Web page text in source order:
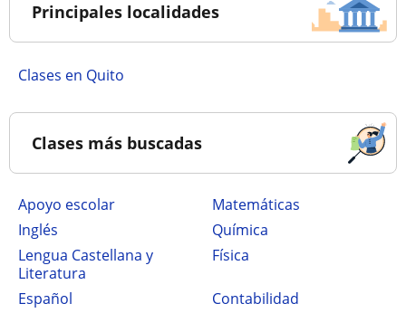
Principales localidades
Clases en Quito
Clases más buscadas
Apoyo escolar
Matemáticas
Inglés
Química
Lengua Castellana y
Literatura
Física
Español
Contabilidad